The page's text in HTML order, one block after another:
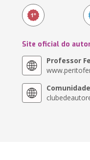
Site oficial do
Professor